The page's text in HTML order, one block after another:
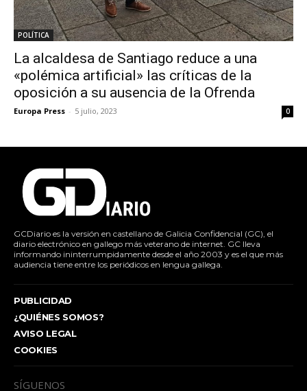
POLÍTICA
La alcaldesa de Santiago reduce a una
«polémica artificial» las críticas de la
oposición a su ausencia de la Ofrenda
Europa Press - 5 julio, 2023 0
GCDiario es la versión en castellano de Galicia Confidencial (GC), el
diario electrónico en gallego más veterano de internet. GC lleva
informando ininterrumpidamente desde el año 2003 y es el que más
audiencia tiene entre los periódicos en lengua gallega.
PUBLICIDAD
¿QUIÉNES SOMOS?
AVISO LEGAL
COOKIES
SÍGUENOS